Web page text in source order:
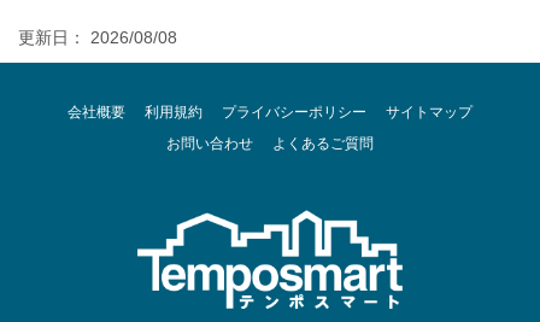
更新日： 2026/08/08
会社概要 利用規約 プライバシーポリシー
サイトマップ
お問い合わせ
よくあるご質問